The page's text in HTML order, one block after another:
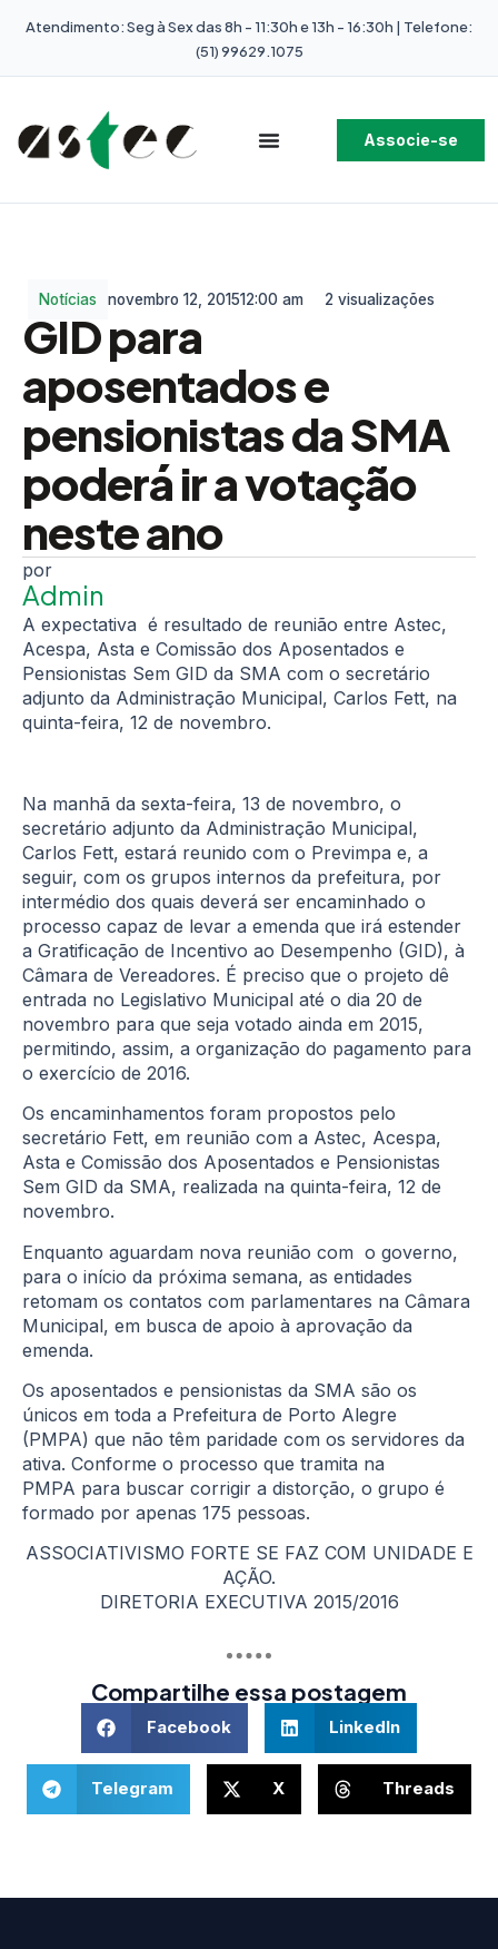
Atendimento: Seg à Sex das 8h - 11:30h e 13h - 16:30h | Telefone:
(51) 99629.1075
Associe-se
Notícias novembro 12, 201512:00 am 2 visualizações
GID para
aposentados e
pensionistas da SMA
poderá ir a votação
neste ano
Admin
A expectativa é resultado de reunião entre Astec,
Acespa, Asta e Comissão dos Aposentados e
Pensionistas Sem GID da SMA com o secretário
adjunto da Administração Municipal, Carlos Fett, na
quinta-feira, 12 de novembro.
Na manhã da sexta-feira, 13 de novembro, o
secretário adjunto da Administração Municipal,
Carlos Fett, estará reunido com o Previmpa e, a
seguir, com os grupos internos da prefeitura, por
intermédio dos quais deverá ser encaminhado o
processo capaz de levar a emenda que irá estender
a Gratificação de Incentivo ao Desempenho (GID), à
Câmara de Vereadores. É preciso que o projeto dê
entrada no Legislativo Municipal até o dia 20 de
novembro para que seja votado ainda em 2015,
permitindo, assim, a organização do pagamento para
o exercício de 2016.
Os encaminhamentos foram propostos pelo
secretário Fett, em reunião com a Astec, Acespa,
Asta e Comissão dos Aposentados e Pensionistas
Sem GID da SMA, realizada na quinta-feira, 12 de
novembro.
Enquanto aguardam nova reunião com o governo,
para o início da próxima semana, as entidades
retomam os contatos com parlamentares na Câmara
Municipal, em busca de apoio à aprovação da
emenda.
Os aposentados e pensionistas da SMA são os
únicos em toda a Prefeitura de Porto Alegre
(PMPA) que não têm paridade com os servidores da
ativa. Conforme o processo que tramita na
PMPA para buscar corrigir a distorção, o grupo é
formado por apenas 175 pessoas.
ASSOCIATIVISMO FORTE SE FAZ COM UNIDADE E
AÇÃO.
DIRETORIA EXECUTIVA 2015/2016
Compartilhe essa postagem
Facebook LinkedIn
Telegram X Threads